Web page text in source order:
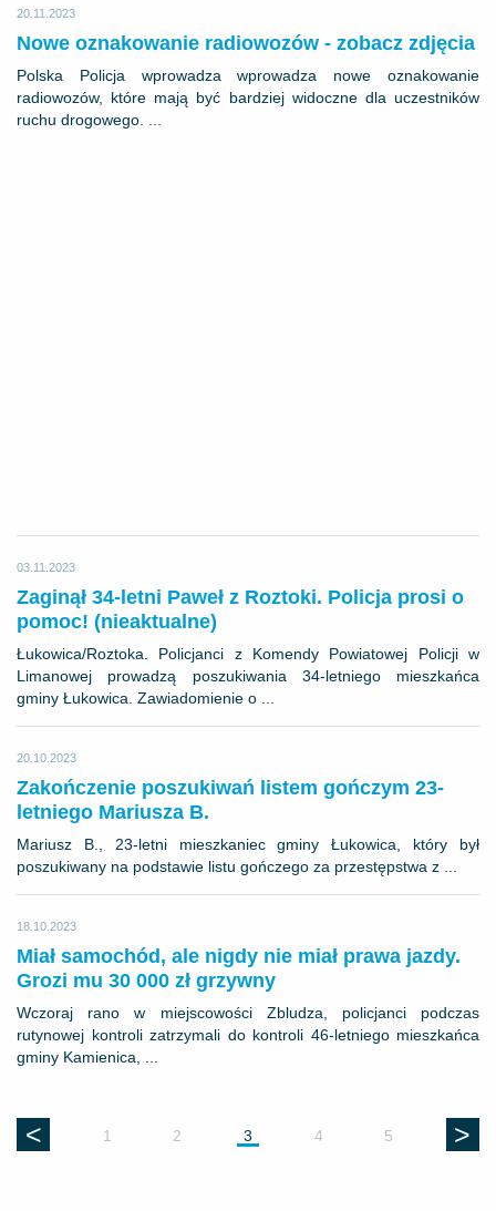
20.11.2023
Nowe oznakowanie radiowozów - zobacz zdjęcia
Polska Policja wprowadza wprowadza nowe oznakowanie
radiowozów, które mają być bardziej widoczne dla uczestników
ruchu drogowego. ...
03.11.2023
Zaginął 34-letni Paweł z Roztoki. Policja prosi o
pomoc! (nieaktualne)
Łukowica/Roztoka. Policjanci z Komendy Powiatowej Policji w
Limanowej prowadzą poszukiwania 34-letniego mieszkańca
gminy Łukowica. Zawiadomienie o ...
20.10.2023
Zakończenie poszukiwań listem gończym 23-
letniego Mariusza B.
Mariusz B., 23-letni mieszkaniec gminy Łukowica, który był
poszukiwany na podstawie listu gończego za przestępstwa z ...
18.10.2023
Miał samochód, ale nigdy nie miał prawa jazdy.
Grozi mu 30 000 zł grzywny
Wczoraj rano w miejscowości Zbludza, policjanci podczas
rutynowej kontroli zatrzymali do kontroli 46-letniego mieszkańca
gminy Kamienica, ...
< 1 2 3 4 5 >